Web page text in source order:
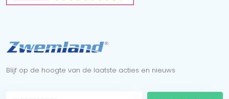
Blijf op de hoogte van de laatste acties en nieuws